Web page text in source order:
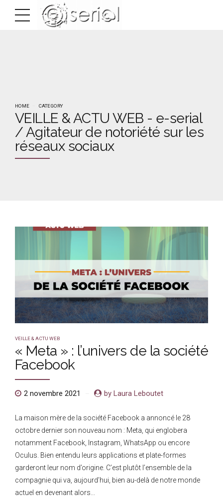
HOME CATEGORY
VEILLE & ACTU WEB - e-serial
/ Agitateur de notoriété sur les
réseaux sociaux
VEILLE & ACTU WEB
« Meta » : l’univers de la société
Facebook
2 novembre 2021 by Laura Leboutet
La maison mère de la société Facebook a annoncé le 28
octobre dernier son nouveau nom : Meta, qui englobera
notamment Facebook, Instagram, WhatsApp ou encore
Oculus. Bien entendu leurs applications et plate-formes
garderont leur nom d’origine. C’est plutôt l’ensemble de la
compagnie qui va, aujourd’hui, bien au-delà de notre monde
actuel en devenant alors...